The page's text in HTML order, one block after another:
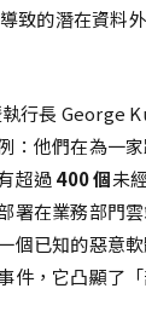
致的潛在資料
行長 George
：他們在為一
超過400 個未
署在業務部門
個已知的惡意
件，它凸顯了